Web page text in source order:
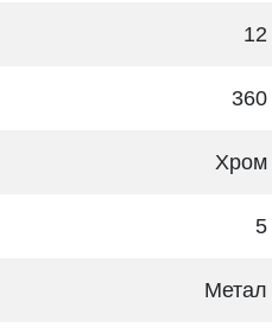
12
360
Хром
5
Метал